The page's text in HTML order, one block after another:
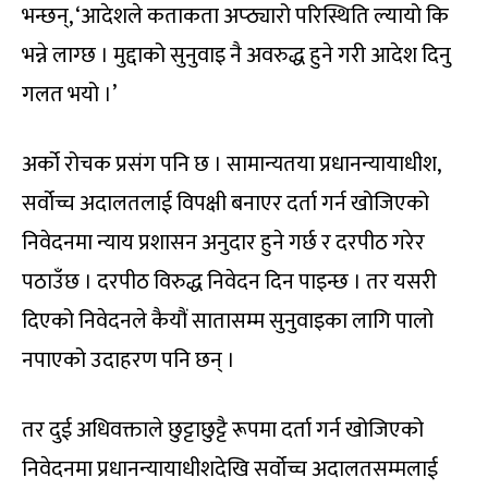
भन्छन्, ‘आदेशले कताकता अप्ठ्यारो परिस्थिति ल्यायो कि
भन्ने लाग्छ । मुद्दाको सुनुवाइ नै अवरुद्ध हुने गरी आदेश दिनु
गलत भयो ।’
अर्को रोचक प्रसंग पनि छ । सामान्यतया प्रधानन्यायाधीश,
सर्वोच्च अदालतलाई विपक्षी बनाएर दर्ता गर्न खोजिएको
निवेदनमा न्याय प्रशासन अनुदार हुने गर्छ र दरपीठ गरेर
पठाउँछ । दरपीठ विरुद्ध निवेदन दिन पाइन्छ । तर यसरी
दिएको निवेदनले कैयौं सातासम्म सुनुवाइका लागि पालो
नपाएको उदाहरण पनि छन् ।
तर दुई अधिवक्ताले छुट्टाछुट्टै रूपमा दर्ता गर्न खोजिएको
निवेदनमा प्रधानन्यायाधीशदेखि सर्वोच्च अदालतसम्मलाई